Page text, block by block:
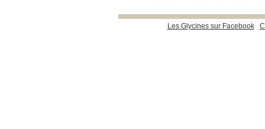
Les Glycines sur Facebook